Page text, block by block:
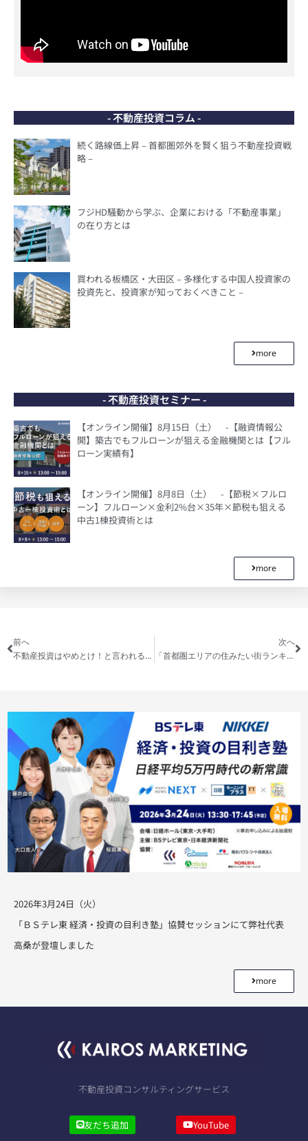
- 不動産投資コラム -
続く路線価上昇 – 首都圏郊外を賢く狙う不動産投資戦
略 –
フジHD騒動から学ぶ、企業における「不動産事業」
の在り方とは
買われる板橋区・大田区 – 多様化する中国人投資家の
投資先と、投資家が知っておくべきこと –
more
- 不動産投資セミナー -
【オンライン開催】8月15日（土） -【融資情報公
開】築古でもフルローンが狙える金融機関とは【フル
ローン実績有】
【オンライン開催】8月8日（土） -【節税×フルロ
ーン】フルローン×金利2%台×35年×節税も狙える
中古1棟投資術とは
more
前へ
不動産投資はやめとけ！と言われる理由と、失敗する投資家のパターン
次へ
「首都圏エリアの住みたい街ランキング」から見える不動産投資にふさわしい地域とは
2026年3月24日（火）
「ＢＳテレ東 経済・投資の目利き塾」協賛セッションにて弊社代表
高桑が登壇しました
more
不動産投資コンサルティングサービス
友だち追加 YouTube